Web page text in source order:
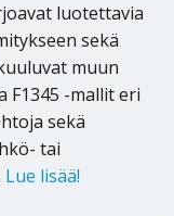
luotettavia
sekä
muun
F1345 -mallit eri
sekä
tai
Lue lisää!